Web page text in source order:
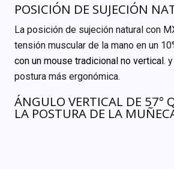
POSICIÓN DE SUJECIÓN
La posición de sujeción natural con
tensión muscular de la mano en un
con un mouse tradicional no vertical .
postura más ergonómica.
ÁNGULO VERTICAL DE 57°
LA POSTURA DE LA